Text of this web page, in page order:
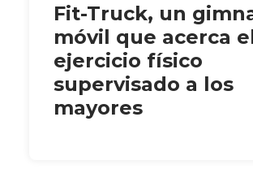
Fit-Truck, un
móvil que acerca
ejercicio físico
supervisado a los
mayores